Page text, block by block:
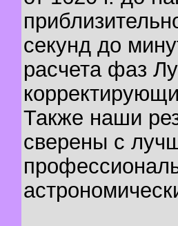
секунд до
расчета фаз
Также наши
сверены с